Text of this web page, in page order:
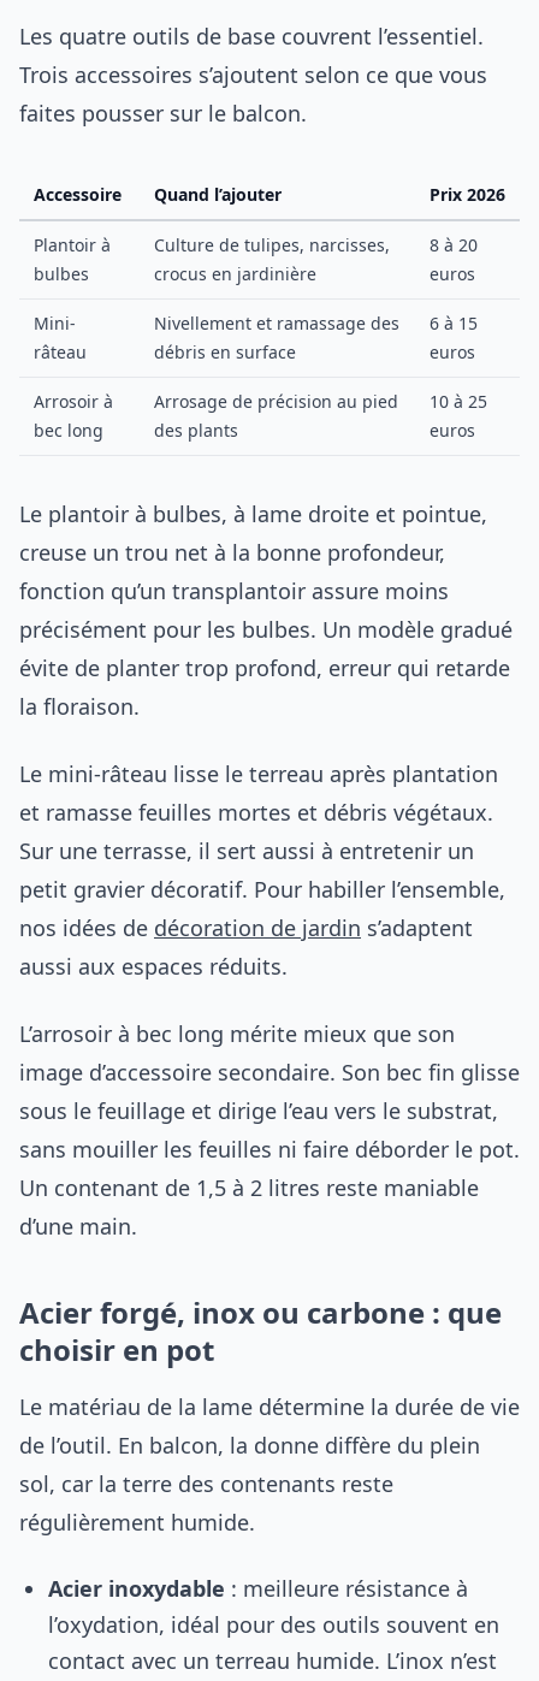
Les quatre outils de base couvrent l’essentiel.
Trois accessoires s’ajoutent selon ce que vous
faites pousser sur le balcon.
Accessoire Quand l’ajouter Prix 2026
Plantoir à
bulbes
Culture de tulipes, narcisses,
crocus en jardinière
8 à 20
euros
Mini-
râteau
Nivellement et ramassage des
débris en surface
6 à 15
euros
Arrosoir à
bec long
Arrosage de précision au pied
des plants
10 à 25
euros
Le plantoir à bulbes, à lame droite et pointue,
creuse un trou net à la bonne profondeur,
fonction qu’un transplantoir assure moins
précisément pour les bulbes. Un modèle gradué
évite de planter trop profond, erreur qui retarde
la floraison.
Le mini-râteau lisse le terreau après plantation
et ramasse feuilles mortes et débris végétaux.
Sur une terrasse, il sert aussi à entretenir un
petit gravier décoratif. Pour habiller l’ensemble,
nos idées de décoration de jardin s’adaptent
aussi aux espaces réduits.
L’arrosoir à bec long mérite mieux que son
image d’accessoire secondaire. Son bec fin glisse
sous le feuillage et dirige l’eau vers le substrat,
sans mouiller les feuilles ni faire déborder le pot.
Un contenant de 1,5 à 2 litres reste maniable
d’une main.
Acier forgé, inox ou carbone : que
choisir en pot
Le matériau de la lame détermine la durée de vie
de l’outil. En balcon, la donne diffère du plein
sol, car la terre des contenants reste
régulièrement humide.
Acier inoxydable : meilleure résistance à
l’oxydation, idéal pour des outils souvent en
contact avec un terreau humide. L’inox n’est